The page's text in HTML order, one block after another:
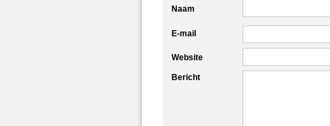
Naam
E-mail
Website
Bericht